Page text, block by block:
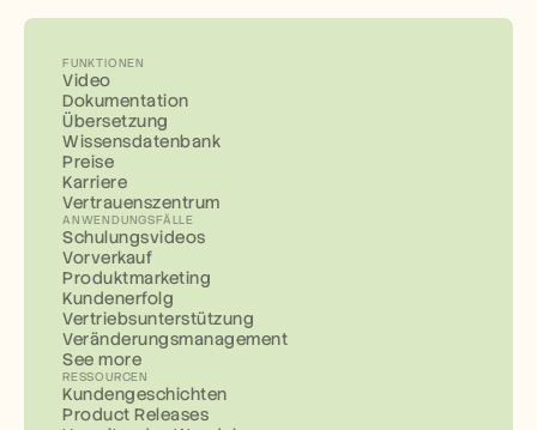
FUNKTIONEN
Video
Dokumentation
Übersetzung
Wissensdatenbank
Preise
Karriere
Vertrauenszentrum
ANWENDUNGSFÄLLE
Schulungsvideos
Vorverkauf
Produktmarketing
Kundenerfolg
Vertriebsunterstützung
Veränderungsmanagement
See more
RESSOURCEN
Kundengeschichten
Product Releases